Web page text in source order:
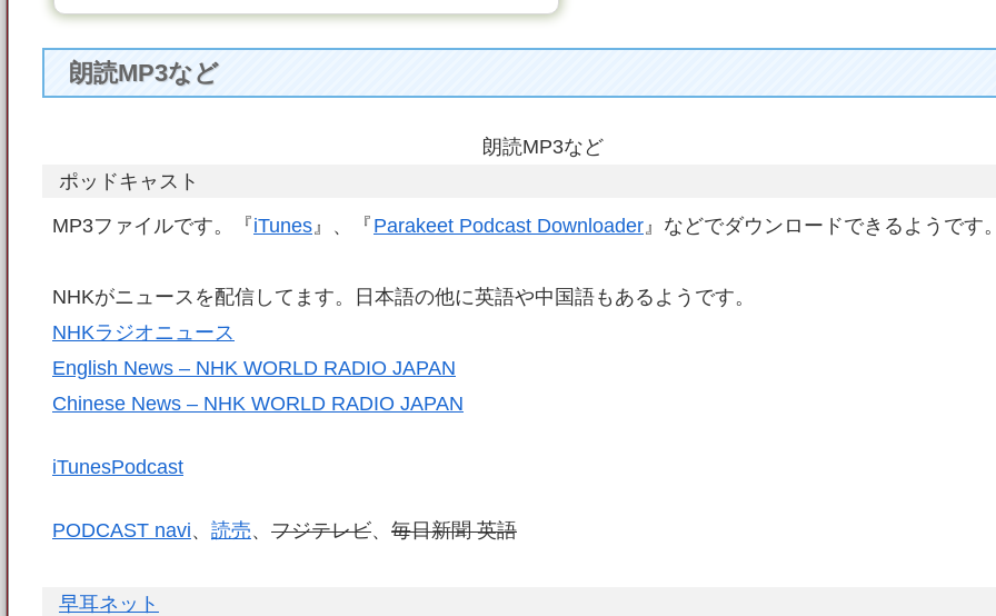
朗読MP3など
朗読MP3など
ポッドキャスト
MP3ファイルです。『iTunes』、『 Parakeet Podcast Downloader』などでダウンロードできるようです
NHKがニュースを配信してます。日本語の他に英語や中国語もあるようです。
NHKラジオニュース
English News – NHK WORLD RADIO JAPAN
Chinese News – NHK WORLD RADIO JAPAN
iTunesPodcast
PODCAST navi、 読売、 フジテレビ、 毎日新聞 英語
早耳ネット